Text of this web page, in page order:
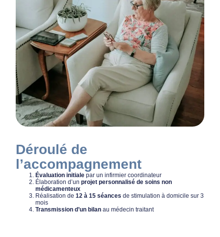
Déroulé de
l’accompagnement
Évaluation initiale par un infirmier coordinateur
Élaboration d’un projet personnalisé de soins non
médicamenteux
Réalisation de 12 à 15 séances de stimulation à domicile sur 3
mois
Transmission d’un bilan au médecin traitant